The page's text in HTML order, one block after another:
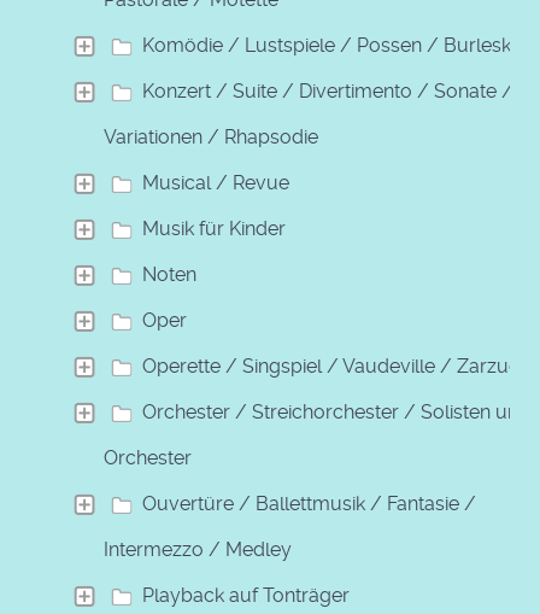
Komödie / Lustspiele / Possen / Burleske
Konzert / Suite / Divertimento / Sonate /
Variationen / Rhapsodie
Musical / Revue
Musik für Kinder
Noten
Oper
Operette / Singspiel / Vaudeville / Zarzuela
Orchester / Streichorchester / Solisten und
Orchester
Ouvertüre / Ballettmusik / Fantasie /
Intermezzo / Medley
Playback auf Tonträger